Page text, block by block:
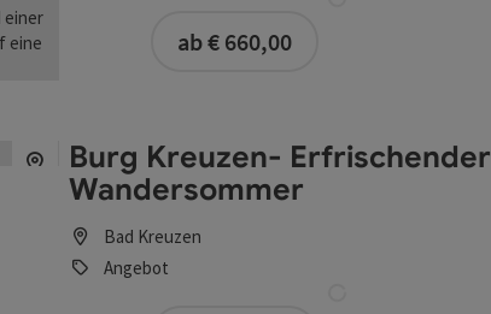
Woche ab € 660,00
Burg Kreuzen- Erfrischender
Wandersommer
Bad Kreuzen
Angebot